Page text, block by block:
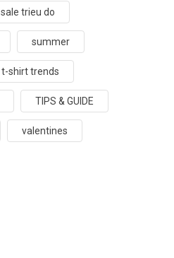
sale trieu do
summer
t-shirt trends
TIPS & GUIDE
valentines